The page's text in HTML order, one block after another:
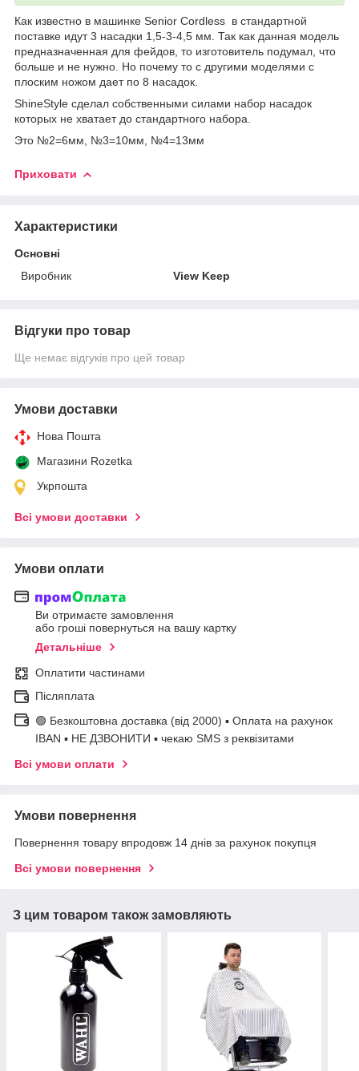
Как известно в машинкe Senior Cordless в стандартной
поставке идут 3 насадки 1,5-3-4,5 мм. Так как данная модель
предназначенная для фейдов, то изготовитель подумал, что
больше и не нужно. Но почему то с другими моделями с
плоским ножом дает по 8 насадок.
ShineStyle сделал собственными силами набор насадок
которых не хватает до стандартного набора.
Это №2=6мм, №3=10мм, №4=13мм
Приховати
Характеристики
Основні
Виробник
View Keep
Відгуки про товар
Ще немає відгуків про цей товар
Умови доставки
Нова Пошта
Магазини Rozetka
Укрпошта
Всі умови доставки
Умови оплати
Ви отримаєте замовлення
або гроші повернуться на вашу картку
Детальніше
Оплатити частинами
Післяплата
🟢 Безкоштовна доставка (від 2000) ▪ Оплата на рахунок
IBAN ▪ НЕ ДЗВОНИТИ ▪ чекаю SMS з реквізитами
Всі умови оплати
Умови повернення
Повернення товару впродовж 14 днів за рахунок покупця
Всі умови повернення
З цим товаром також замовляють